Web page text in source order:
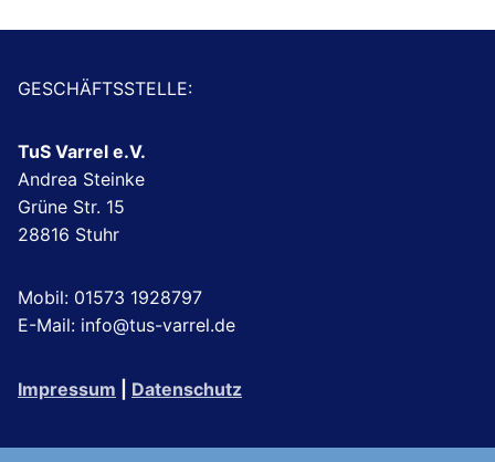
GESCHÄFTSSTELLE:
TuS Varrel e.V.
Andrea Steinke
Grüne Str. 15
28816 Stuhr
Mobil: 01573 1928797
E-Mail: info@tus-varrel.de
Impressum Datenschutz